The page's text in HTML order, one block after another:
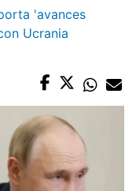
'avances
Ucrania